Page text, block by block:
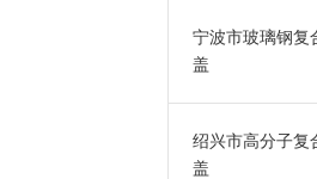
宁波市玻璃钢复
盖
绍兴市高分子复
盖